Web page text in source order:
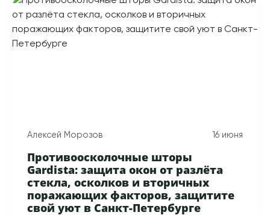
Алексей Морозов 16 июня
Противоосколочные шторы
Gardista: защита окон от разлёта
стекла, осколков и вторичных
поражающих факторов, защитите
свой уют в Санкт-Петербурге